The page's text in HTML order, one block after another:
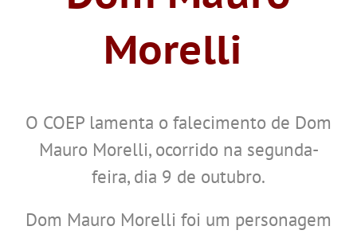
Morelli
O COEP lamenta o falecimento de Dom
Mauro Morelli, ocorrido na segunda-
feira, dia 9 de outubro.
Dom Mauro Morelli foi um personagem